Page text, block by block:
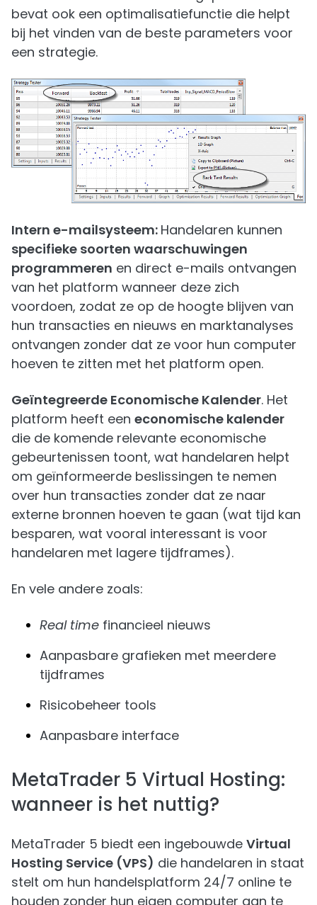
bevat ook een optimalisatiefunctie die helpt
bij het vinden van de beste parameters voor
een strategie.
Intern e-mailsysteem: Handelaren kunnen
specifieke soorten waarschuwingen
programmeren en direct e-mails ontvangen
van het platform wanneer deze zich
voordoen, zodat ze op de hoogte blijven van
hun transacties en nieuws en marktanalyses
ontvangen zonder dat ze voor hun computer
hoeven te zitten met het platform open.
Geïntegreerde Economische Kalender. Het
platform heeft een economische kalender
die de komende relevante economische
gebeurtenissen toont, wat handelaren helpt
om geïnformeerde beslissingen te nemen
over hun transacties zonder dat ze naar
externe bronnen hoeven te gaan (wat tijd kan
besparen, wat vooral interessant is voor
handelaren met lagere tijdframes).
En vele andere zoals:
Real time financieel nieuws
Aanpasbare grafieken met meerdere
tijdframes
Risicobeheer tools
Aanpasbare interface
MetaTrader 5 Virtual Hosting:
wanneer is het nuttig?
MetaTrader 5 biedt een ingebouwde Virtual
Hosting Service (VPS) die handelaren in staat
stelt om hun handelsplatform 24/7 online te
houden zonder hun eigen computer aan te